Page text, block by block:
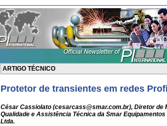
ARTIGO TÉCNICO
Protetor de transientes em redes
César Cassiolato (cesarcass@smar.com.br), Diretor de
Qualidade e Assistência Técnica da Smar
Ltda.